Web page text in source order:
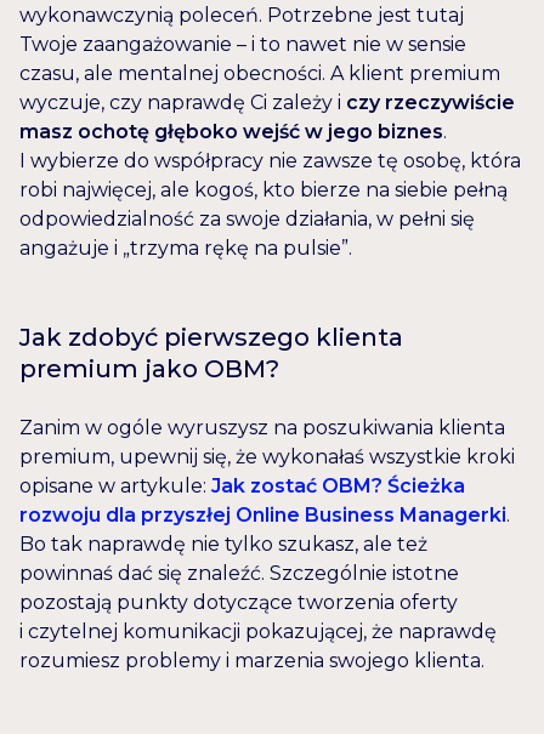
wykonawczynią poleceń. Potrzebne jest tutaj
Twoje zaangażowanie – i to nawet nie w sensie
czasu, ale mentalnej obecności. A klient premium
wyczuje, czy naprawdę Ci zależy i czy rzeczywiście
masz ochotę głęboko wejść w jego biznes.
I wybierze do współpracy nie zawsze tę osobę, która
robi najwięcej, ale kogoś, kto bierze na siebie pełną
odpowiedzialność za swoje działania, w pełni się
angażuje i „trzyma rękę na pulsie”.
Jak zdobyć pierwszego klienta
premium jako OBM?
Zanim w ogóle wyruszysz na poszukiwania klienta
premium, upewnij się, że wykonałaś wszystkie kroki
opisane w artykule: Jak zostać OBM? Ścieżka
rozwoju dla przyszłej Online Business Managerki.
Bo tak naprawdę nie tylko szukasz, ale też
powinnaś dać się znaleźć. Szczególnie istotne
pozostają punkty dotyczące tworzenia oferty
i czytelnej komunikacji pokazującej, że naprawdę
rozumiesz problemy i marzenia swojego klienta.